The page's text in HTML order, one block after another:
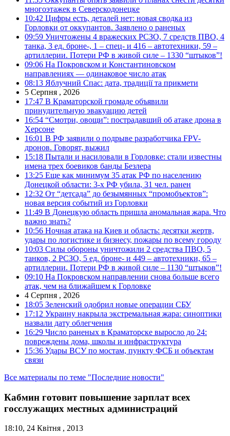
многоэтажек в Северскодонецке
10:42 Цифры есть, деталей нет: новая сводка из
Горловки от оккупантов. Заявлено о раненых
09:59 Уничтожены 4 вражеских РСЗО, 7 средств ПВО, 4
танка, 3 ед. броне-, 1 – спец- и 416 – автотехники, 59 –
артиллерии. Потери РФ в живой силе – 1330 “штыков”!
09:06 На Покровском и Константиновском
направлениях — одинаковое число атак
08:13 Яблучний Спас: дата, традиції та прикмети
5 Серпня , 2026
17:47 В Краматорской громаде объявили
принудительную эвакуацию детей
16:54 “Смотри, овощи”: пострадавший об атаке дрона в
Херсоне
16:01 В РФ заявили о подрыве разработчика FPV-
дронов. Говорят, выжил
15:18 Пытали и насиловали в Горловке: стали известны
имена трех боевиков банды Безлера
13:25 Еще как минимум 35 атак РФ по населению
Донецкой области: 3-х РФ убила, 31 чел. ранен
12:32 От “детсада” до безымянных “промобъектов”:
новая версия событий из Горловки
11:49 В Донецкую область пришла аномальная жара. Что
важно знать?
10:56 Ночная атака на Киев и область: десятки жертв,
удары по логистике и бизнесу, пожары по всему городу
10:03 Силы обороны уничтожили 2 средства ПВО, 5
танков, 2 РСЗО, 5 ед. броне- и 449 – автотехники, 65 –
артиллерии. Потери РФ в живой силе – 1130 “штыков”!
09:10 На Покровском направлении снова больше всего
атак, чем на ближайшем к Горловке
4 Серпня , 2026
18:05 Зеленский одобрил новые операции СБУ
17:12 Украину накрыла экстремальная жара: синоптики
назвали дату облегчения
16:29 Число раненых в Краматорске выросло до 24:
повреждены дома, школы и инфраструктура
15:36 Удары ВСУ по мостам, пункту ФСБ и объектам
связи
Все материалы по теме "Последние новости"
Кабмин готовит повышение зарплат всех
госслужащих местных администраций
18:10, 24 Квітня , 2013